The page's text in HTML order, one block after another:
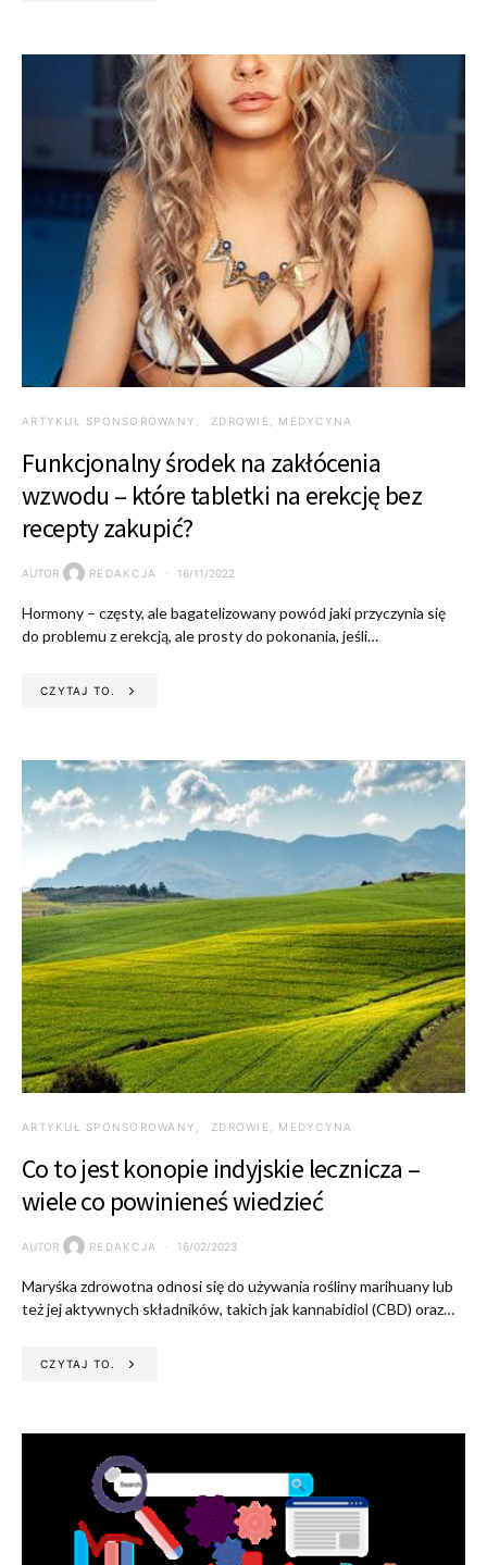
ARTYKUŁ SPONSOROWANY ZDROWIE, MEDYCYNA
Funkcjonalny środek na zakłócenia
wzwodu – które tabletki na erekcję bez
recepty zakupić?
AUTOR REDAKCJA 16/11/2022
Hormony – częsty, ale bagatelizowany powód jaki przyczynia się
do problemu z erekcją, ale prosty do pokonania, jeśli…
CZYTAJ TO.
ARTYKUŁ SPONSOROWANY ZDROWIE, MEDYCYNA
Co to jest konopie indyjskie lecznicza –
wiele co powinieneś wiedzieć
AUTOR REDAKCJA 16/02/2023
Maryśka zdrowotna odnosi się do używania rośliny marihuany lub
też jej aktywnych składników, takich jak kannabidiol (CBD) oraz…
CZYTAJ TO.